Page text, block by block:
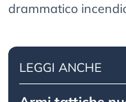
drammatico
LEGGI ANCHE